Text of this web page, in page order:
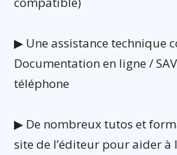
▶ Une assistance technique
Documentation en ligne /
téléphone
▶ De nombreux tutos et
site de l’éditeur pour aider